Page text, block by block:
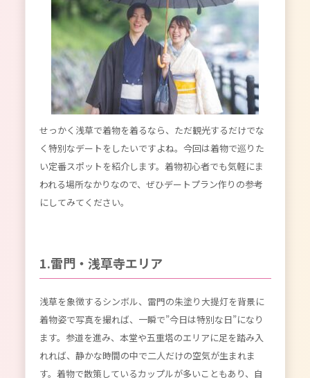
せっかく浅草で着物を着るなら、ただ観光するだけでな
く特別なデートをしたいですよね。今回は着物で巡りた
い定番スポットを紹介します。着物初心者でも気軽にま
われる場所なかりなので、ぜひデートプラン作りの参考
にしてみてください。
1.雷門・浅草寺エリア
浅草を象徴するシンボル、雷門の朱塗り大提灯を背景に
着物姿で写真を撮れば、一瞬で”今日は特別な日”になり
ます。参道を進み、本堂や五重塔のエリアに足を踏み入
れれば、静かな時間の中で二人だけの空気が生まれま
す。着物で散策しているカップルが多いこともあり、自